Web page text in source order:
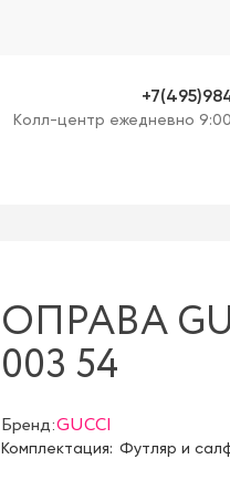
Kолл-центр ежедневно
ОПРАВА
003 54
Бренд:GUCCI
Комплектация: Футляр и